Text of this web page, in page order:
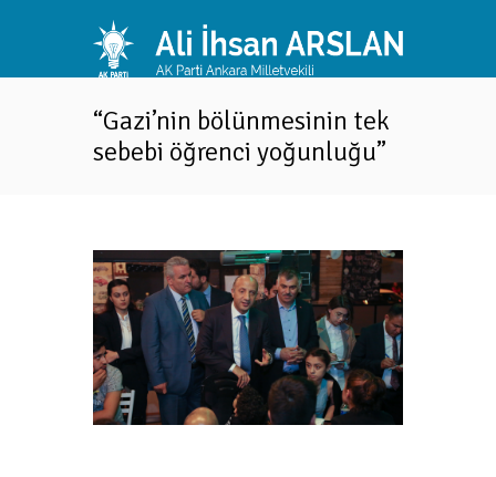
“Gazi’nin bölünmesinin tek
sebebi öğrenci yoğunluğu”